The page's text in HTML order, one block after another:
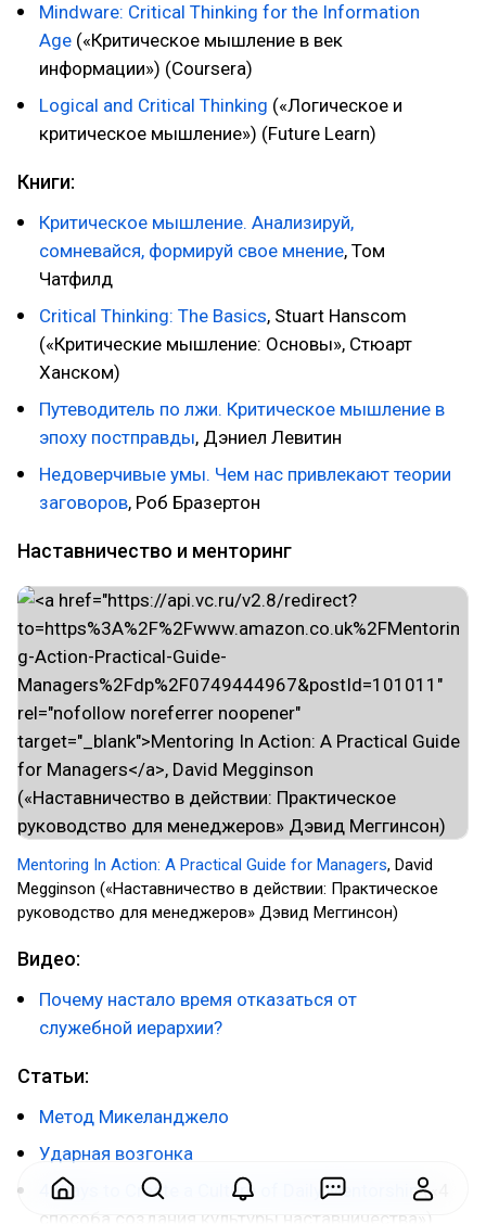
Mindware: Critical Thinking for the Information
Age («Критическое мышление в век
информации») (Coursera)
Logical and Critical Thinking («Логическое и
критическое мышление») (Future Learn)
Книги:
Критическое мышление. Анализируй,
сомневайся, формируй свое мнение, Том
Чатфилд
Critical Thinking: The Basics, Stuart Hanscom
(«Критические мышление: Основы», Стюарт
Ханском)
Путеводитель по лжи. Критическое мышление в
эпоху постправды, Дэниел Левитин
Недоверчивые умы. Чем нас привлекают теории
заговоров, Роб Бразертон
Наставничество и менторинг
Mentoring In Action: A Practical Guide for Managers, David
Megginson («Наставничество в действии: Практическое
руководство для менеджеров» Дэвид Меггинсон)
Видео:
Почему настало время отказаться от
служебной иерархии?
Статьи:
Метод Микеланджело
Ударная возгонка
4 Ways to Create a Culture of Daily Mentorship(«4
cпособа создания культуры наставничества»)